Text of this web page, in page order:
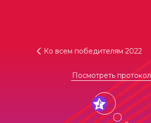
Ко всем победителям 2022
Посмотреть протокол